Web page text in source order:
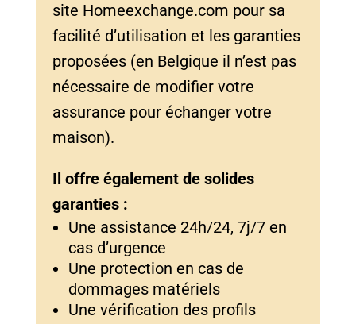
site Homeexchange.com pour sa
facilité d’utilisation et les garanties
proposées (en Belgique il n’est pas
nécessaire de modifier votre
assurance pour échanger votre
maison).
Il offre également de solides
garanties :
Une assistance 24h/24, 7j/7 en
cas d’urgence
Une protection en cas de
dommages matériels
Une vérification des profils